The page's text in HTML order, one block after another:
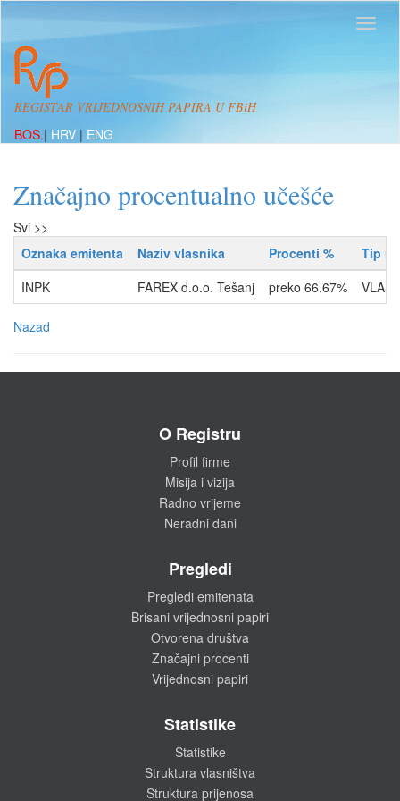
REGISTAR VRIJEDNOSNIH PAPIRA U FBiH
BOS | HRV | ENG
Značajno procentualno učešće
Svi >>
Oznaka emitenta
Naziv vlasnika Procenti %
Tip
INPK
FAREX d.o.o. Tešanj preko 66.67%
Nazad
O Registru
Profil firme
Misija i vizija
Radno vrijeme
Neradni dani
Pregledi
Pregledi emitenata
Brisani vrijednosni papiri
Otvorena društva
Značajni procenti
Vrijednosni papiri
Statistike
Statistike
Struktura vlasništva
Struktura prijenosa